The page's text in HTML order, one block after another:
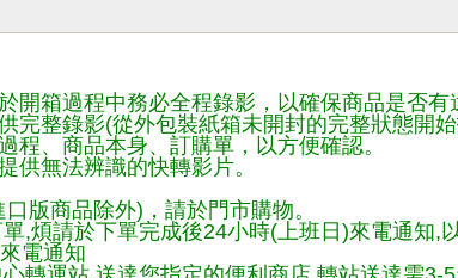
箱過程中務必全程錄影，以確保商品是否有
完整錄影(從外包裝紙箱未開封的完整狀態開
程、商品本身、訂購單，以方便確認。
供無法辨識的快轉影片。
版商品除外)，請於門市購物。
,煩請於下單完成後24小時(上班日)來電通知,
電通知